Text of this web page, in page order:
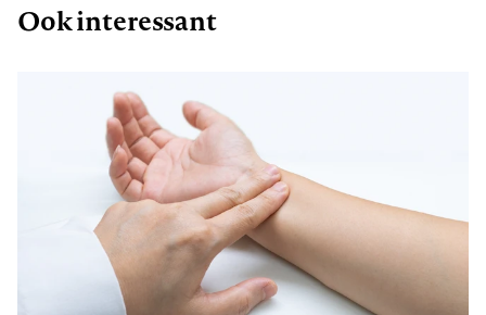
Ook interessant